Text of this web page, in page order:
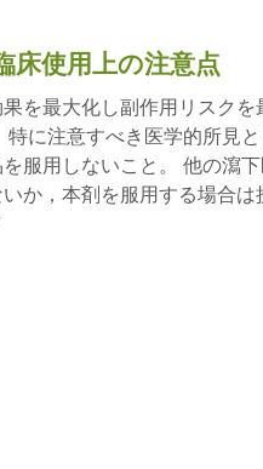
床使用上の注意点
を最大化し副作用リスク
特に注意すべき医学的所見
服用しないこと。 他の瀉
か，本剤を服用する場合は